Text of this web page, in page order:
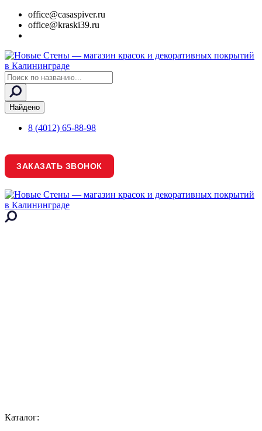
office@casaspiver.ru
office@kraski39.ru
Search
...
Найдено
8 (4012) 65-88-98
ЗАКАЗАТЬ ЗВОНОК
Каталог: